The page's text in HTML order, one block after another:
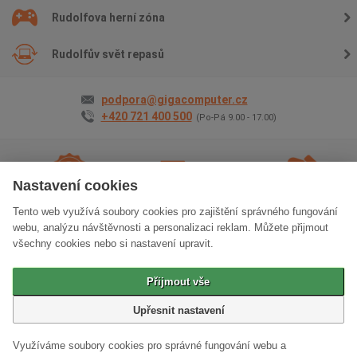
Nastavení cookies
Tento web využívá soubory cookies pro zajištění správného fungování
webu, analýzu návštěvnosti a personalizaci reklam. Můžete přijmout
všechny cookies nebo si nastavení upravit.
Přijmout vše
Upřesnit nastavení
Využíváme soubory cookies pro správné fungování webu a
Rudolfova herní zóna
Rudolfův svět repasů
podpora@gigacomputer.cz
+420 721 400 500 (Po-Pá 9.00 - 17.00)
2 roky záruky na vše Doprava zdarma Osobní odběr zdarma
Klasická verze stránek
© 2006 - 2026 GIGACOMPUTER a.s.